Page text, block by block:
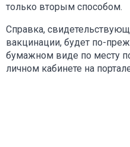
только вторым способом.
Справка,
вакцинации, будет по-
бумажном виде по месту
личном кабинете на